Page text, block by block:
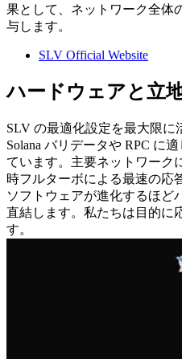
果として、ネットワーク全体
与します。
SLV Official Website
ハードウェアと立
SLV の最適化設定を最大限に
Solana バリデータや RPC に
ています。主要ネットワーク
時フルターボによる最速の応
ソフトウェアが進化するほど
直結します。私たちは目的に
す。